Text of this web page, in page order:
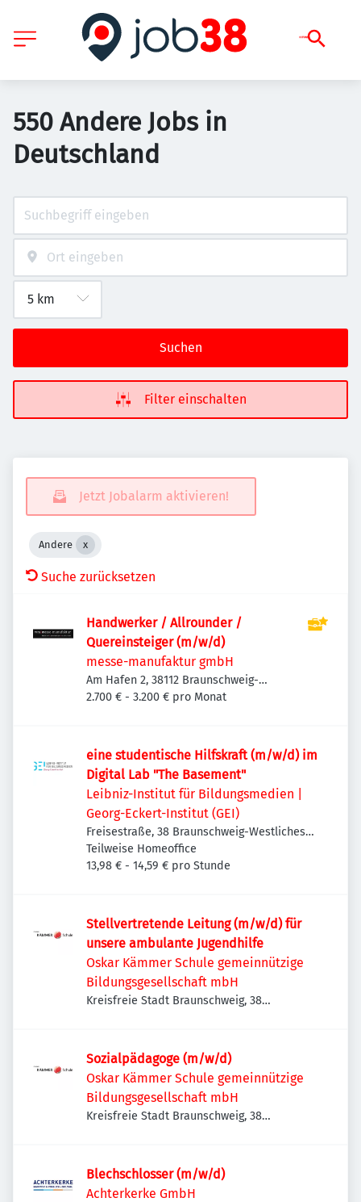
550 Andere Jobs in
Deutschland
Suchen
Filter einschalten
Jetzt Jobalarm aktivieren!
Andere
Suche zurücksetzen
Handwerker / Allrounder /
Quereinsteiger (m/w/d)
messe-manufaktur gmbH
Am Hafen 2, 38112 Braunschweig-
Veltenhof-Rühme, Deutschland
2.700 € - 3.200 € pro Monat
eine studentische Hilfskraft (m/w/d) im
Digital Lab "The Basement"
Leibniz-Institut für Bildungsmedien |
Georg-Eckert-Institut (GEI)
Freisestraße, 38 Braunschweig-Westliches
Ringgebiet, Deutschland
Teilweise Homeoffice
13,98 € - 14,59 € pro Stunde
Stellvertretende Leitung (m/w/d) für
unsere ambulante Jugendhilfe
Oskar Kämmer Schule gemeinnützige
Bildungsgesellschaft mbH
Kreisfreie Stadt Braunschweig, 38
Sozialpädagoge (m/w/d)
Oskar Kämmer Schule gemeinnützige
Bildungsgesellschaft mbH
Kreisfreie Stadt Braunschweig, 38
Blechschlosser (m/w/d)
Achterkerke GmbH